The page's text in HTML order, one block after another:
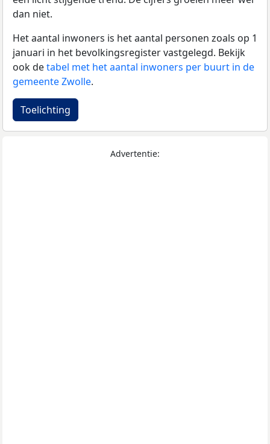
dan niet.
Het aantal inwoners is het aantal personen zoals op 1
januari in het bevolkingsregister vastgelegd. Bekijk
ook detabel met het aantal inwoners per buurt in de
gemeente Zwolle.
Toelichting
Advertentie: